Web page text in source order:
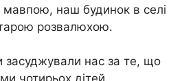
наш будинок в селі
розвалюхою.
засуджували нас за те, що